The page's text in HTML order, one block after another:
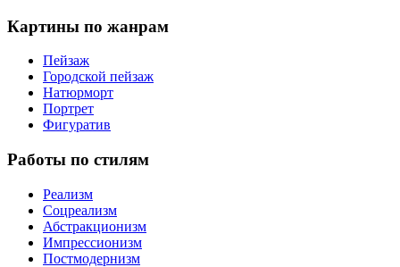
Картины по жанрам
Пейзаж
Городской пейзаж
Натюрморт
Портрет
Фигуратив
Работы по стилям
Реализм
Соцреализм
Абстракционизм
Импрессионизм
Постмодернизм